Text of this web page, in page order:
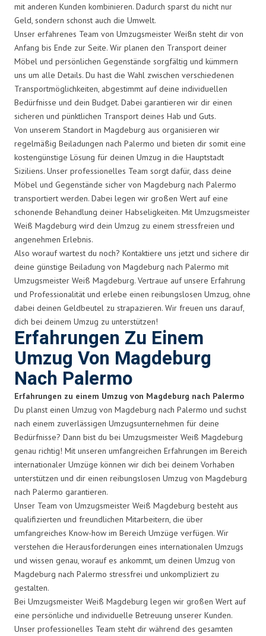
mit anderen Kunden kombinieren. Dadurch sparst du nicht nur
Geld, sondern schonst auch die Umwelt.
Unser erfahrenes Team von Umzugsmeister Weißn steht dir von
Anfang bis Ende zur Seite. Wir planen den Transport deiner
Möbel und persönlichen Gegenstände sorgfältig und kümmern
uns um alle Details. Du hast die Wahl zwischen verschiedenen
Transportmöglichkeiten, abgestimmt auf deine individuellen
Bedürfnisse und dein Budget. Dabei garantieren wir dir einen
sicheren und pünktlichen Transport deines Hab und Guts.
Von unserem Standort in Magdeburg aus organisieren wir
regelmäßig Beiladungen nach Palermo und bieten dir somit eine
kostengünstige Lösung für deinen Umzug in die Hauptstadt
Siziliens. Unser professionelles Team sorgt dafür, dass deine
Möbel und Gegenstände sicher von Magdeburg nach Palermo
transportiert werden. Dabei legen wir großen Wert auf eine
schonende Behandlung deiner Habseligkeiten. Mit Umzugsmeister
Weiß Magdeburg wird dein Umzug zu einem stressfreien und
angenehmen Erlebnis.
Also worauf wartest du noch? Kontaktiere uns jetzt und sichere dir
deine günstige Beiladung von Magdeburg nach Palermo mit
Umzugsmeister Weiß Magdeburg. Vertraue auf unsere Erfahrung
und Professionalität und erlebe einen reibungslosen Umzug, ohne
dabei deinen Geldbeutel zu strapazieren. Wir freuen uns darauf,
dich bei deinem Umzug zu unterstützen!
Erfahrungen Zu Einem
Umzug Von Magdeburg
Nach Palermo
Erfahrungen zu einem Umzug von Magdeburg nach Palermo
Du planst einen Umzug von Magdeburg nach Palermo und suchst
nach einem zuverlässigen Umzugsunternehmen für deine
Bedürfnisse? Dann bist du bei Umzugsmeister Weiß Magdeburg
genau richtig! Mit unseren umfangreichen Erfahrungen im Bereich
internationaler Umzüge können wir dich bei deinem Vorhaben
unterstützen und dir einen reibungslosen Umzug von Magdeburg
nach Palermo garantieren.
Unser Team von Umzugsmeister Weiß Magdeburg besteht aus
qualifizierten und freundlichen Mitarbeitern, die über
umfangreiches Know-how im Bereich Umzüge verfügen. Wir
verstehen die Herausforderungen eines internationalen Umzugs
und wissen genau, worauf es ankommt, um deinen Umzug von
Magdeburg nach Palermo stressfrei und unkompliziert zu
gestalten.
Bei Umzugsmeister Weiß Magdeburg legen wir großen Wert auf
eine persönliche und individuelle Betreuung unserer Kunden.
Unser professionelles Team steht dir während des gesamten